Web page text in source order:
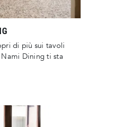
di più sui tavoli
Dining ti sta